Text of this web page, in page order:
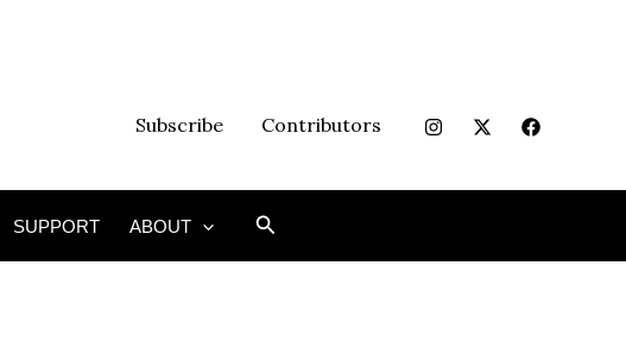
Subscribe Contributors
SUPPORT ABOUT Search